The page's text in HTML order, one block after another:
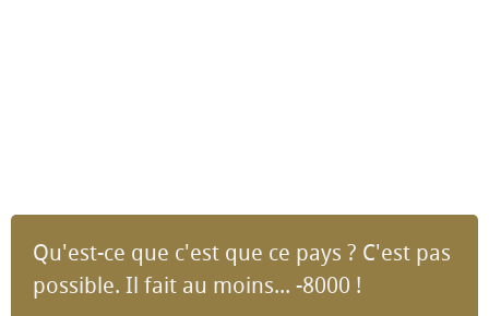
Qu'est-ce que c'est que ce pays ? C'est pas
possible. Il fait au moins... -8000 !